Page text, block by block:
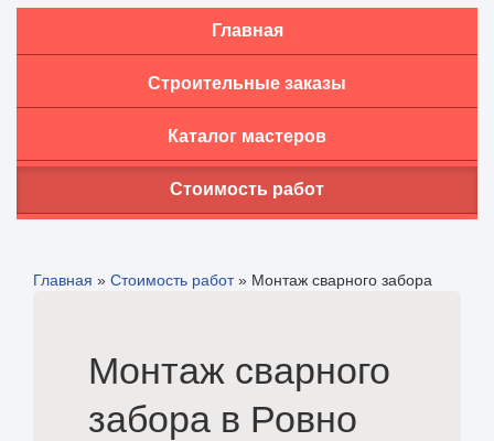
Главная
Строительные заказы
Каталог мастеров
Стоимость работ
Главная » Стоимость работ» Монтаж сварного забора
Монтаж сварного
забора в Ровно